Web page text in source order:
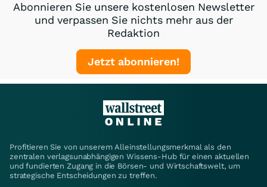
Abonnieren Sie unsere kostenlosen Newsletter
und verpassen Sie nichts mehr aus der
Redaktion
Jetzt abonnieren!
Profitieren Sie von unserem Alleinstellungsmerkmal als den
zentralen verlagsunabhängigen Wissens-Hub für einen aktuellen
und fundierten Zugang in die Börsen- und Wirtschaftswelt, um
strategische Entscheidungen zu treffen.